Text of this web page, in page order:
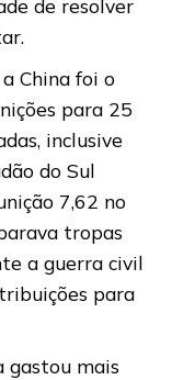
de resolver
China foi o
para 25
inclusive
do Sul
7,62 no
tropas
a guerra civil
para
gastou mais